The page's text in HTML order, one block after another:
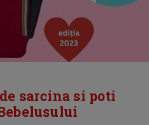
sarcina si poti